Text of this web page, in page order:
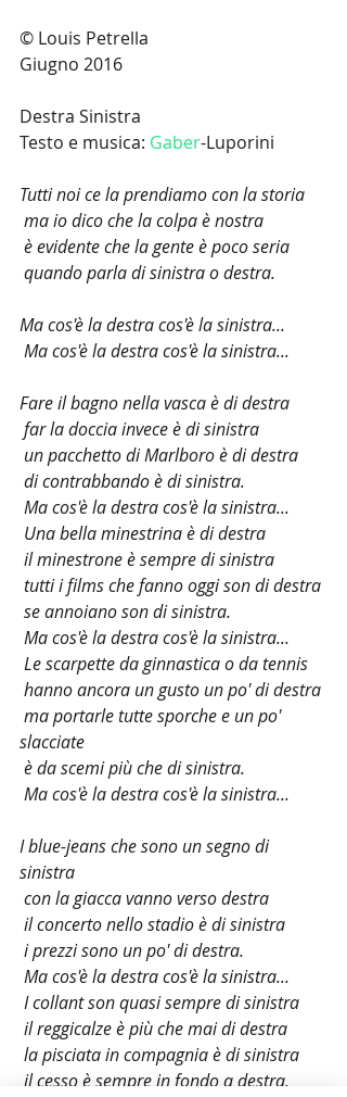
© Louis Petrella
Giugno 2016
Destra Sinistra
Testo e musica: Gaber-Luporini
Tutti noi ce la prendiamo con la storia
ma io dico che la colpa è nostra
è evidente che la gente è poco seria
quando parla di sinistra o destra.
Ma cos'è la destra cos'è la sinistra...
Ma cos'è la destra cos'è la sinistra...
Fare il bagno nella vasca è di destra
far la doccia invece è di sinistra
un pacchetto di Marlboro è di destra
di contrabbando è di sinistra.
Ma cos'è la destra cos'è la sinistra...
Una bella minestrina è di destra
il minestrone è sempre di sinistra
tutti i films che fanno oggi son di destra
se annoiano son di sinistra.
Ma cos'è la destra cos'è la sinistra...
Le scarpette da ginnastica o da tennis
hanno ancora un gusto un po' di destra
slacciate
è da scemi più che di sinistra.
Ma cos'è la destra cos'è la sinistra...
I blue-jeans che sono un segno di
sinistra
con la giacca vanno verso destra
il concerto nello stadio è di sinistra
i prezzi sono un po' di destra.
Ma cos'è la destra cos'è la sinistra...
I collant son quasi sempre di sinistra
il reggicalze è più che mai di destra
la pisciata in compagnia è di sinistra
il cesso è sempre in fondo a destra.